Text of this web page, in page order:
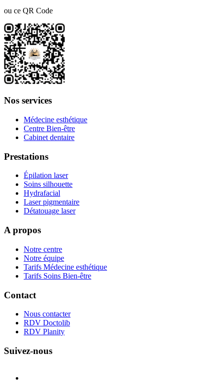
ou ce QR Code
Nos services
Médecine esthétique
Centre Bien-être
Cabinet dentaire
Prestations
Épilation laser
Soins silhouette
Hydrafacial
Laser pigmentaire
Détatouage laser
A propos
Notre centre
Notre équipe
Tarifs Médecine esthétique
Tarifs Soins Bien-être
Contact
Nous contacter
RDV Doctolib
RDV Planity
Suivez-nous